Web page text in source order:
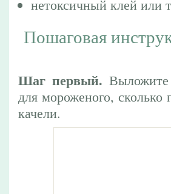
нетоксичный клей или
Пошаговая
Шаг первый.
для мороженого, сколько
качели.